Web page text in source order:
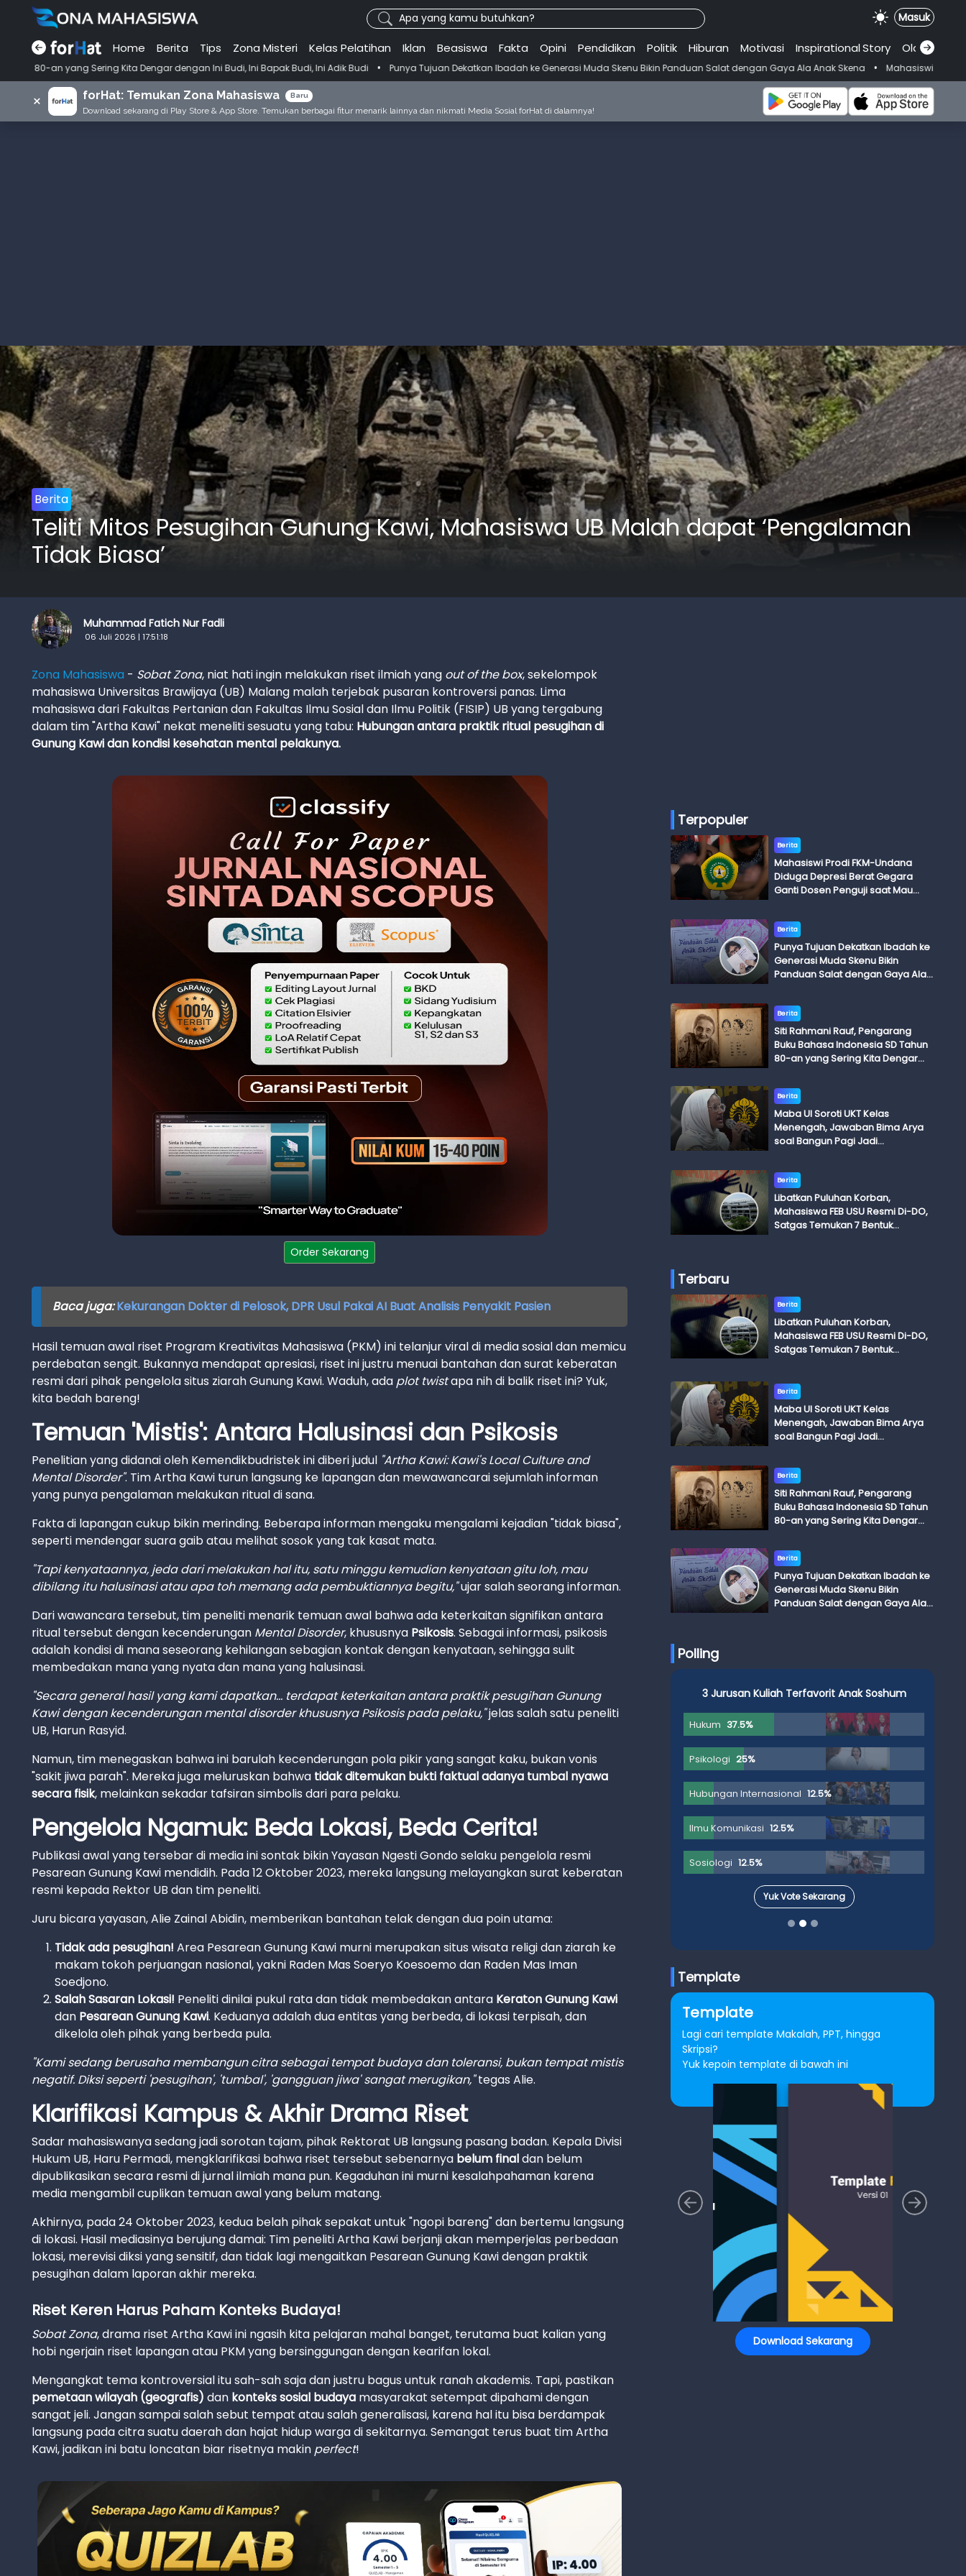
Apa yang kamu butuhkan? Masuk
Home Berita Tips Zona Misteri Kelas Pelatihan Iklan Beasiswa Fakta Opini Pendidikan Politik Hiburan Motivasi Inspirational.Story Olahraga
Sering Kita Dengar dengan Ini Budi, Ini Bapak Budi, Ini Adik Budi • Punya Tujuan Dekatkan Ibadah ke Generasi Muda Skenu Bikin Panduan Salat dengan Gaya Ala Anak Skena • Mahasiswi Prodi FKM-Undana
× forHat: Temukan Zona Mahasiswa Baru
Download sekarang di Play Store & App Store. Temukan berbagai fitur menarik lainnya dan nikmati Media Sosial forHat di dalamnya!
Berita
Teliti Mitos Pesugihan Gunung Kawi, Mahasiswa UB Malah dapat ‘Pengalaman
Tidak Biasa’
Muhammad Fatich Nur Fadli
06 Juli 2026 | 17:51:18
Zona Mahasiswa - Sobat Zona, niat hati ingin melakukan riset ilmiah yang out of the box, sekelompok
mahasiswa Universitas Brawijaya (UB) Malang malah terjebak pusaran kontroversi panas. Lima
mahasiswa dari Fakultas Pertanian dan Fakultas Ilmu Sosial dan Ilmu Politik (FISIP) UB yang tergabung
dalam tim "Artha Kawi" nekat meneliti sesuatu yang tabu: Hubungan antara praktik ritual pesugihan di
Gunung Kawi dan kondisi kesehatan mental pelakunya.
Order Sekarang
Baca juga:Kekurangan Dokter di Pelosok, DPR Usul Pakai AI Buat Analisis Penyakit Pasien
Hasil temuan awal riset Program Kreativitas Mahasiswa (PKM) ini telanjur viral di media sosial dan memicu
perdebatan sengit. Bukannya mendapat apresiasi, riset ini justru menuai bantahan dan surat keberatan
resmi dari pihak pengelola situs ziarah Gunung Kawi. Waduh, ada plot twistapa nih di balik riset ini? Yuk,
kita bedah bareng!
Temuan 'Mistis': Antara Halusinasi dan Psikosis
Penelitian yang didanai oleh Kemendikbudristek ini diberi judul "Artha Kawi: Kawi's Local Culture and
Mental Disorder". Tim Artha Kawi turun langsung ke lapangan dan mewawancarai sejumlah informan
yang punya pengalaman melakukan ritual di sana.
Fakta di lapangan cukup bikin merinding. Beberapa informan mengaku mengalami kejadian "tidak biasa",
seperti mendengar suara gaib atau melihat sosok yang tak kasat mata.
"Tapi kenyataannya, jeda dari melakukan hal itu, satu minggu kemudian kenyataan gitu loh, mau
dibilang itu halusinasi atau apa toh memang ada pembuktiannya begitu,"ujar salah seorang informan.
Dari wawancara tersebut, tim peneliti menarik temuan awal bahwa ada keterkaitan signifikan antara
ritual tersebut dengan kecenderungan Mental Disorder, khususnya Psikosis. Sebagai informasi, psikosis
adalah kondisi di mana seseorang kehilangan sebagian kontak dengan kenyataan, sehingga sulit
membedakan mana yang nyata dan mana yang halusinasi.
"Secara general hasil yang kami dapatkan... terdapat keterkaitan antara praktik pesugihan Gunung
Kawi dengan kecenderungan mental disorder khususnya Psikosis pada pelaku,"jelas salah satu peneliti
UB, Harun Rasyid.
Namun, tim menegaskan bahwa ini barulah kecenderungan pola pikir yang sangat kaku, bukan vonis
"sakit jiwa parah". Mereka juga meluruskan bahwa tidak ditemukan bukti faktual adanya tumbal nyawa
secara fisik, melainkan sekadar tafsiran simbolis dari para pelaku.
Pengelola Ngamuk: Beda Lokasi, Beda Cerita!
Publikasi awal yang tersebar di media ini sontak bikin Yayasan Ngesti Gondo selaku pengelola resmi
Pesarean Gunung Kawi mendidih. Pada 12 Oktober 2023, mereka langsung melayangkan surat keberatan
resmi kepada Rektor UB dan tim peneliti.
Juru bicara yayasan, Alie Zainal Abidin, memberikan bantahan telak dengan dua poin utama:
Tidak ada pesugihan! Area Pesarean Gunung Kawi murni merupakan situs wisata religi dan ziarah ke
makam tokoh perjuangan nasional, yakni Raden Mas Soeryo Koesoemo dan Raden Mas Iman
Soedjono.
Salah Sasaran Lokasi! Peneliti dinilai pukul rata dan tidak membedakan antara Keraton Gunung Kawi
dan Pesarean Gunung Kawi. Keduanya adalah dua entitas yang berbeda, di lokasi terpisah, dan
dikelola oleh pihak yang berbeda pula.
"Kami sedang berusaha membangun citra sebagai tempat budaya dan toleransi, bukan tempat mistis
negatif. Diksi seperti 'pesugihan', 'tumbal', 'gangguan jiwa' sangat merugikan,"tegas Alie.
Klarifikasi Kampus & Akhir Drama Riset
Sadar mahasiswanya sedang jadi sorotan tajam, pihak Rektorat UB langsung pasang badan. Kepala Divisi
Hukum UB, Haru Permadi, mengklarifikasi bahwa riset tersebut sebenarnya belum finaldan belum
dipublikasikan secara resmi di jurnal ilmiah mana pun. Kegaduhan ini murni kesalahpahaman karena
media mengambil cuplikan temuan awal yang belum matang.
Akhirnya, pada 24 Oktober 2023, kedua belah pihak sepakat untuk "ngopi bareng" dan bertemu langsung
di lokasi. Hasil mediasinya berujung damai: Tim peneliti Artha Kawi berjanji akan memperjelas perbedaan
lokasi, merevisi diksi yang sensitif, dan tidak lagi mengaitkan Pesarean Gunung Kawi dengan praktik
pesugihan dalam laporan akhir mereka.
Riset Keren Harus Paham Konteks Budaya!
Sobat Zona, drama riset Artha Kawi ini ngasih kita pelajaran mahal banget, terutama buat kalian yang
hobi ngerjain riset lapangan atau PKM yang bersinggungan dengan kearifan lokal.
Mengangkat tema kontroversial itu sah-sah saja dan justru bagus untuk ranah akademis. Tapi, pastikan
pemetaan wilayah (geografis) dan konteks sosial budaya masyarakat setempat dipahami dengan
sangat jeli. Jangan sampai salah sebut tempat atau salah generalisasi, karena hal itu bisa berdampak
langsung pada citra suatu daerah dan hajat hidup warga di sekitarnya. Semangat terus buat tim Artha
Kawi, jadikan ini batu loncatan biar risetnya makin perfect!
Terpopuler
Berita
Mahasiswi Prodi FKM-Undana
Diduga Depresi Berat Gegara
Ganti Dosen Penguji saat Mau
Berita
Punya Tujuan Dekatkan Ibadah ke
Generasi Muda Skenu Bikin
Panduan Salat dengan Gaya Ala
Berita
Siti Rahmani Rauf, Pengarang
Buku Bahasa Indonesia SD Tahun
80-an yang Sering Kita Dengar
Adik Budi
Berita
Maba UI Soroti UKT Kelas
Menengah, Jawaban Bima Arya
soal Bangun Pagi Jadi
Berita
Libatkan Puluhan Korban,
Mahasiswa FEB USU Resmi Di-DO,
Satgas Temukan 7 Bentuk
Terbaru
Berita
Libatkan Puluhan Korban,
Mahasiswa FEB USU Resmi Di-DO,
Satgas Temukan 7 Bentuk
Berita
Maba UI Soroti UKT Kelas
Menengah, Jawaban Bima Arya
soal Bangun Pagi Jadi
Berita
Siti Rahmani Rauf, Pengarang
Buku Bahasa Indonesia SD Tahun
80-an yang Sering Kita Dengar
Adik Budi
Berita
Punya Tujuan Dekatkan Ibadah ke
Generasi Muda Skenu Bikin
Panduan Salat dengan Gaya Ala
Polling
3 Jurusan Kuliah Terfavorit Anak Soshum
Hukum 37.5%
Psikologi 25%
Hubungan Internasional 12.5%
Ilmu Komunikasi 12.5%
Sosiologi 12.5%
Yuk Vote Sekarang
Template
Template
Lagi cari template Makalah, PPT, hingga
Skripsi?
Yuk kepoin template di bawah ini
Download Sekarang